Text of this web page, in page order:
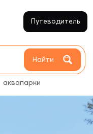
Найти
аквапарки
Путеводитель